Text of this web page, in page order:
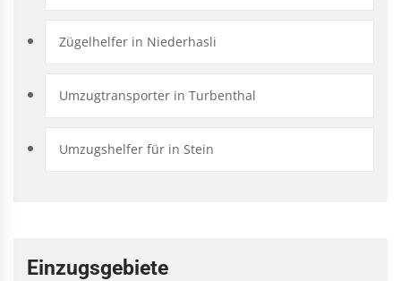
Zügelhelfer in Niederhasli
Umzugtransporter in Turbenthal
Umzugshelfer für in Stein
Einzugsgebiete